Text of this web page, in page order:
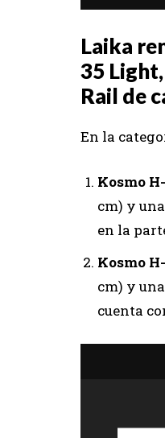
Laika
35
Rail de
En la
Kosmo
cm) y
en la
Kosmo
cm) y
cuenta